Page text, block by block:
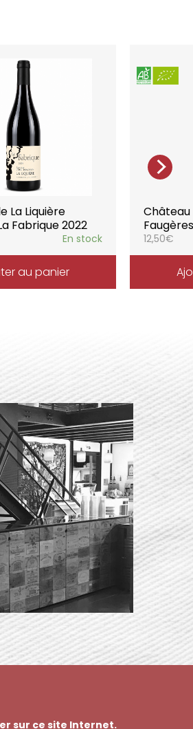
biologique
certifié du domaine.
respectueuses de
vinifications
adaptée à chaque
vie, elle reflète
La Liquière
Fabrique 2022
En stock
au panier
Château
12,50€
sur ce site Internet.